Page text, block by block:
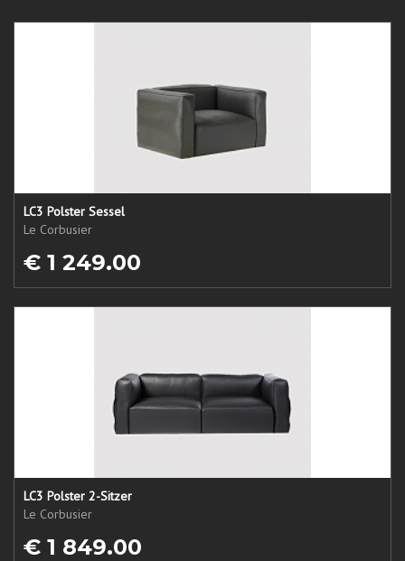
LC3 Polster Sessel
Le Corbusier
€ 1 249.00
LC3 Polster 2-Sitzer
Le Corbusier
€ 1 849.00